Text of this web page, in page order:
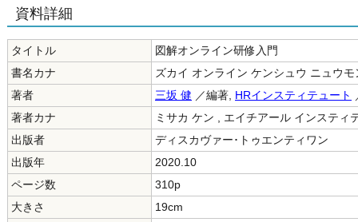
資料詳細
タイトル
図解オンライン研修入門
書名カナ
ズカイ オンライン ケンシュウ ニュウモ
著者
三坂 健 ／編著, HRインスティテュート
著者カナ
ミサカ ケン , エイチアール インスティ
出版者
ディスカヴァー･トゥエンティワン
出版年
2020.10
ページ数
310p
大きさ
19cm